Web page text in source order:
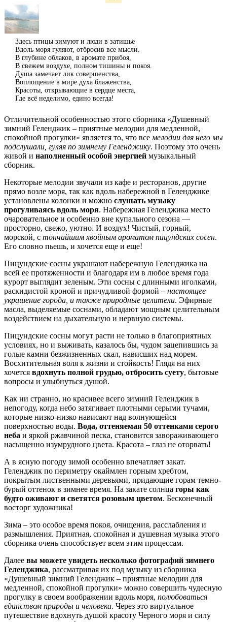
Здесь птицы зимуют и люди в затишье
Вдоль моря гуляют, отбросив все мысли.
В глубине облаков, в аромате прибоя,
В свежем воздухе, полном тишины и покоя.
Душа замечает лик совершенства,
Воплощение в мире духа блаженства,
Красоты, открывающие в сердце места,
Где всё неделимо, едино всегда!
Отличительной особенностью этого сборника «Душевный
зимний Геленджик – приятные мелодии для медленной,
спокойной прогулки» является то, что все мелодии для него мы
подслушали, гуляя по зимнему Геленджику. Поэтому это очень
живой и наполненный особой энергией музыкальный
сборник.
Некоторые мелодии звучали из кафе и ресторанов, другие
прямо возле моря, так как вдоль набережной в Геленджике
установлены колонки и можно слушать музыку
прогуливаясь вдоль моря. Набережная Геленджика место
очаровательное и особенно вне купального сезона —
просторно, свежо, уютно. И воздух! Чистый, горный,
морской, с тончайшим хвойным ароматом пицундских сосен.
Его словно пьешь, и хочется еще и еще!
Пицундские сосны украшают набережную Геленджика на
всей ее протяженности и благодаря им в любое время года
курорт выглядит зеленым. Эти сосны с длинными иголками,
раскидистой кроной и причудливой формой – настоящее
украшение города, и также природные целители. Эфирные
масла, выделяемые соснами, обладают мощным целительным
воздействием на дыхательную и нервную системы.
Пицундские сосны могут расти не только в благоприятных
условиях, но и выживать, казалось бы, чудом зацепившись за
голые камни безжизненных скал, нависших над морем.
Восхитительная воля к жизни и стойкость! Глядя на них
хочется вдохнуть полной грудью, отбросить суету, бытовые
вопросы и улыбнуться душой.
Как ни странно, но красивее всего зимний Геленджик в
непогоду, когда небо затягивает плотными серыми тучами,
которые низко-низко нависают над волнующейся
поверхностью воды. Вода, оттеняемая 50 оттенками серого
неба и яркой ржавчиной песка, становится завораживающего
насыщенно изумрудного цвета. Красота – глаз не оторвать!
А в ясную погоду зимой особенно впечатляет закат.
Геленджик по периметру окаймлен горным хребтом,
покрытым лиственными деревьями, придающие горам темно-
бурый оттенок в зимнее время. На закате солнца горы как
будто оживают и светятся розовым цветом. Бесконечный
восторг художника!
Зима – это особое время покоя, очищения, расслабления и
размышления. Приятная, спокойная и душевная музыка этого
сборника очень способствует всем этим процессам.
Далее вы можете увидеть несколько фотографий зимнего
Геленджика, рассматривая их под музыку из сборника
«Душевный зимний Геленджик – приятные мелодии для
медленной, спокойной прогулки» можно совершить чудесную
прогулку в своем воображении вдоль моря, полюбоваться
единством природы и человека. Через это виртуальное
путешествие вдохнуть душой красоту Черного моря и силу